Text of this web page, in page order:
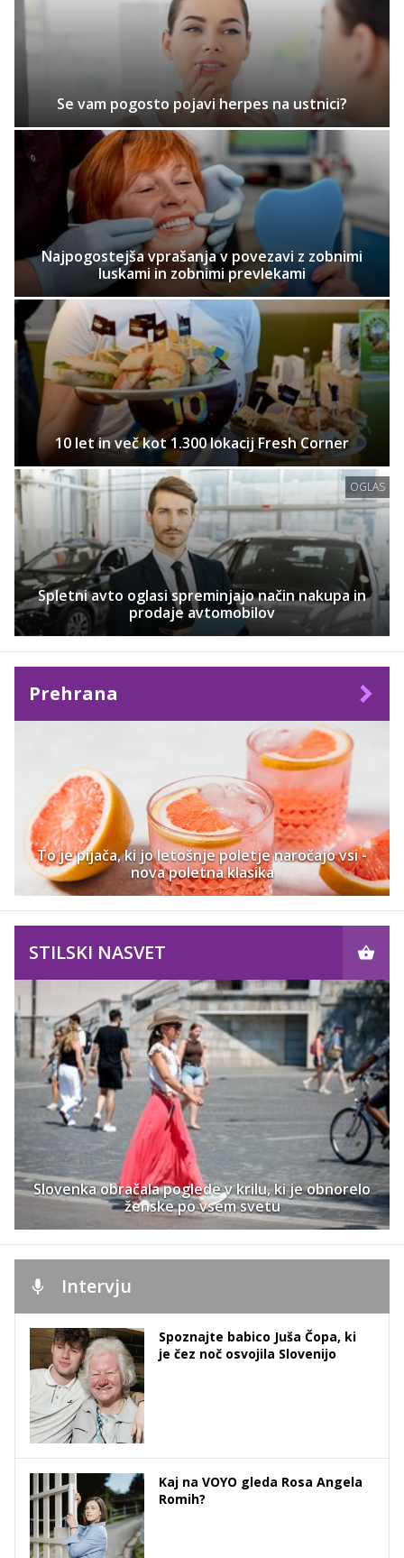
Se vam pogosto pojavi herpes na ustnici?
Najpogostejša vprašanja v povezavi z zobnimi
luskami in zobnimi prevlekami
10 let in več kot 1.300 lokacij Fresh Corner
OGLAS
Spletni avto oglasi spreminjajo način nakupa in
prodaje avtomobilov
Prehrana
To je pijača, ki jo letošnje poletje naročajo vsi -
nova poletna klasika
STILSKI NASVET
Slovenka obračala poglede v krilu, ki je obnorelo
ženske po vsem svetu
Intervju
Spoznajte babico Juša Čopa, ki
je čez noč osvojila Slovenijo
Kaj na VOYO gleda Rosa Angela
Romih?